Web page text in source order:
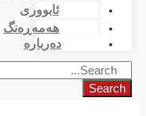
ئابووری
هەمەڕەنگ
دەربارە
Search